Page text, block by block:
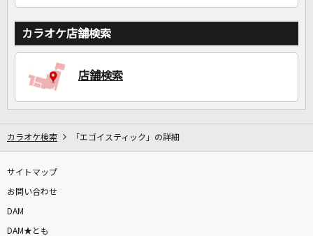
カラオケ店舗検索
店舗検索
カラオケ検索 「エゴイスティック」の詳細
サイトマップ
お問い合わせ
DAM
DAM★とも